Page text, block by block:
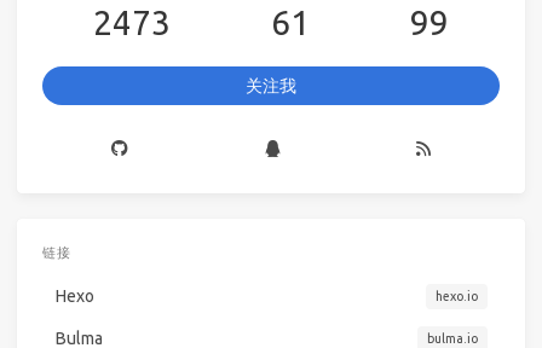
2473 61 99
关注我
链接
Hexo hexo.io
Bulma bulma.io